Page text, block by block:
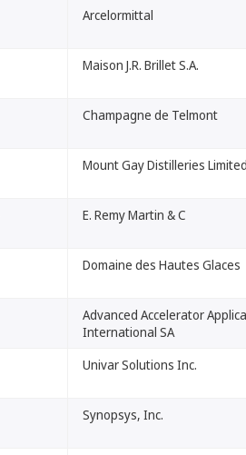
Arcelormittal
Maison J.R. Brillet S.A.
Champagne de Telmont
Mount Gay Distilleries Limited
E. Remy Martin & C
Domaine des Hautes Glaces
Advanced Accelerator
International SA
Univar Solutions Inc.
Synopsys, Inc.